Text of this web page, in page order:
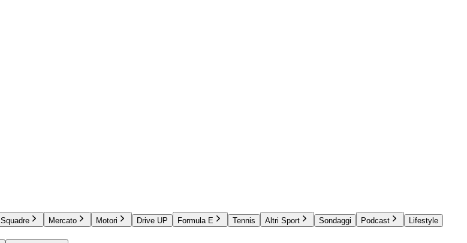
Squadre Mercato Motori Drive UP Formula E Tennis Altri Sport Sondaggi Podcast
Lifestyle